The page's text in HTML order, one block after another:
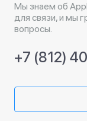
Мы знаем об
для связи, и мы
вопросы.
+7 (812)